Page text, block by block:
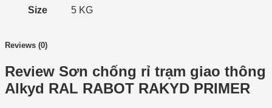
Size 5 KG
Reviews (0)
Review Sơn chống rỉ trạm giao thông
Alkyd RAL RABOT RAKYD PRIMER